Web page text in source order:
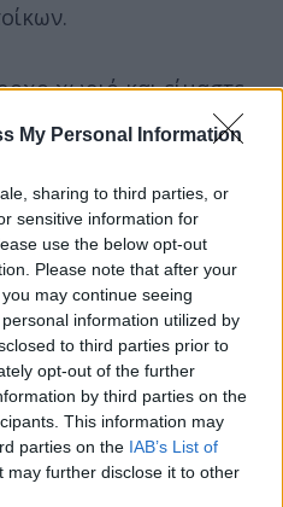
My Personal Information
sharing to third parties, or
sensitive information for
use the below opt-out
Please note that after your
may continue seeing
information utilized by
to third parties prior to
opt-out of the further
by third parties on the
This information may
parties on the IAB’s List of
may further disclose it to other
χωριό και είμαστε
κάθε χρόνο
από όλο τον
ζωής των κατοίκων μας
στον βωμό του μαζικού